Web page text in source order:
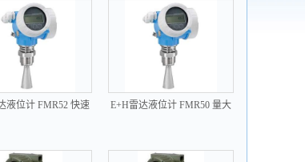
液位计 FMR52 快速
E+H雷达液位计 FMR50 量大